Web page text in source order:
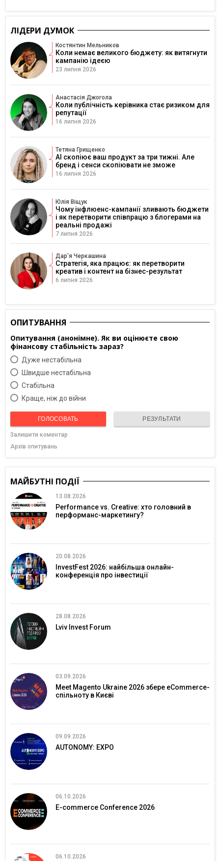
ЛІДЕРИ ДУМОК
Костянтин Мельников
Коли немає великого бюджету: як витягнути
кампанію ідеєю
23 липня 2026
Анастасія Джогола
Коли публічність керівника стає ризиком для
репутації
16 липня 2026
Тетяна Грищенко
AI скопіює ваш продукт за три тижні. Але
бренд і сенси скопіювати не зможе
16 липня 2026
Юлія Віщук
Чому інфлюенс-кампанії зливають бюджети
і як перетворити співпрацю з блогерами на
реальні продажі
7 липня 2026
Дарʼя Черкашина
Стратегія, яка працює: як перетворити
креатив і контент на бізнес-результат
6 липня 2026
ОПИТУВАННЯ
Опитування (анонімне). Як ви оцінюєте свою
фінансову стабільність зараз?
Дуже нестабільна
Швидше нестабільна
Cтабільна
Краще, ніж до війни
ГОЛОСОВАТЬ РЕЗУЛЬТАТИ
Залишити коментар
Архів опитувань
МАЙБУТНІ ПОДІЇ
13.08.2026
Performance vs. Creative: хто головний в
перформанс-маркетингу?
20.08.2026
InvestFest 2026: найбільша онлайн-
конференція про інвестиції
28.08.2026
Lviv Invest Forum
03.09.2026
Meet Magento Ukraine 2026 збере eCommerce-
спільноту в Києві
09.09.2026
AUTONOMY: EXPO
06.10.2026
E-commerce Conference 2026
06.10.2026